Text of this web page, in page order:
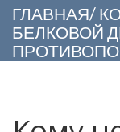
ГЛАВНАЯ/
БЕЛКОВОЙ